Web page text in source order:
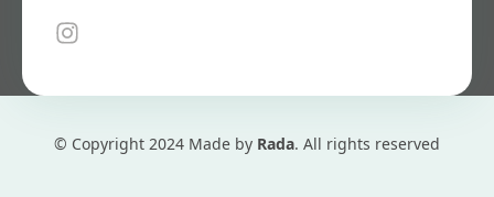
© Copyright 2024 Made by Rada. All rights reserved